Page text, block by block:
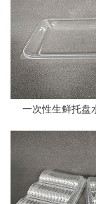
一次性生鲜托盘